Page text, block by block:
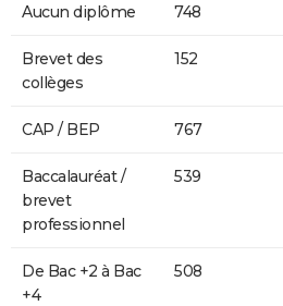
Aucun diplôme 748
Brevet des
collèges
152
CAP / BEP 767
Baccalauréat /
brevet
professionnel
539
De Bac +2 à Bac
+4
508